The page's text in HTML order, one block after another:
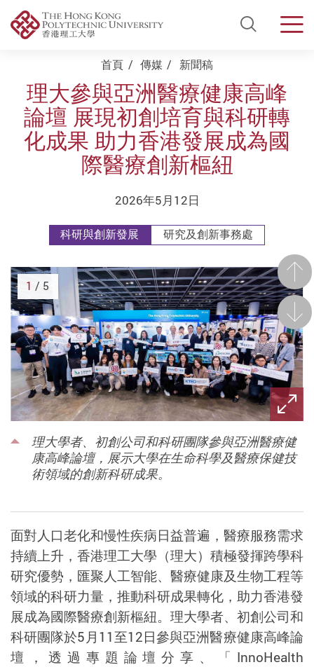
Open
Start main content首頁 傳媒 新聞稿
理大參與亞洲醫療健康高峰
論壇 展現初創培育與科研轉
化成果 助力香港發展成為國
際醫療創新樞紐
2026年5月12日
科研與創新發展 研究及創新事務處
前
理大學者、初創公司和科研團隊參與亞洲醫療健
康高峰論壇，展示大學在生命科學及醫療保健技
術領域的創新科研成果。
後一
1 / 5
面對人口老化和慢性疾病日益普遍，醫療服務需求
持續上升，香港理工大學（理大）積極發揮跨學科
研究優勢，匯聚人工智能、醫療健康及生物工程等
領域的科研力量，推動科研成果轉化，助力香港發
展成為國際醫療創新樞紐。理大學者、初創公司和
科研團隊於5月11至12日參與亞洲醫療健康高峰論
壇，透過專題論壇分享、「 InnoHealth